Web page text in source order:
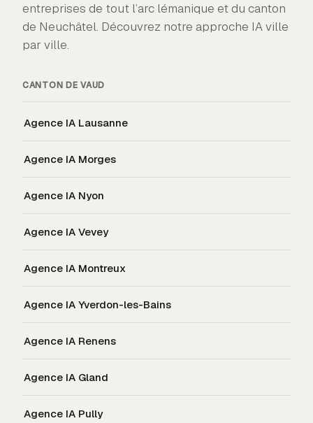
entreprises de tout l’arc lémanique et du canton
de Neuchâtel. Découvrez notre approche IA ville
par ville.
CANTON DEVAUD
Agence IA Lausanne
Agence IA Morges
Agence IA Nyon
Agence IA Vevey
Agence IA Montreux
Agence IA Yverdon-les-Bains
Agence IA Renens
Agence IA Gland
Agence IA Pully